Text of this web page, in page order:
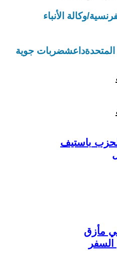
وكالة الأنباء
المتحدةداعشضربات جوية
لحزب باستيف
مأزق